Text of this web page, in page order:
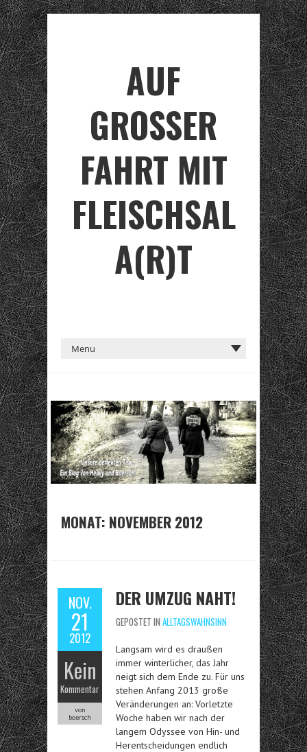
AUF
GROSSER F
AHRT MIT F
LEISCHSALA
(R)T
MONAT: NOVEMBER 2012
NOV.
21
2012
Kein
Kommentar
von
boersch
DER UMZUG NAHT!
GEPOSTET IN ALLTAGSWAHNSINN
Langsam wird es draußen
immer winterlicher, das Jahr
neigt sich dem Ende zu. Für uns
stehen Anfang 2013 große
Veränderungen an: Vorletzte
Woche haben wir nach der
langem Odyssee von Hin- und
Herentscheidungen endlich